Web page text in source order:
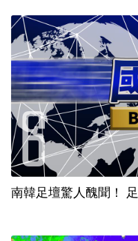
南韓足壇驚人醜聞！